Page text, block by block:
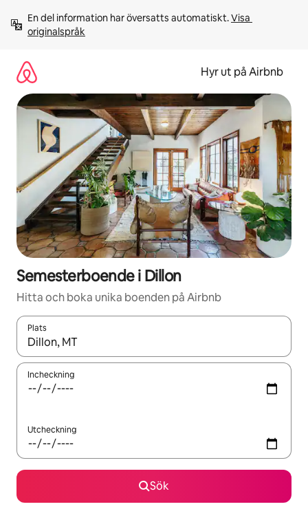
innehåll
En del information har översatts automatiskt. Visa
originalspråk
Hyr ut på Airbnb
Semesterboende i Dillon
Hitta och boka unika boenden på Airbnb
Plats
När resultaten är tillgängliga kan du navigera med upp- och
Incheckning
Utcheckning
Sök